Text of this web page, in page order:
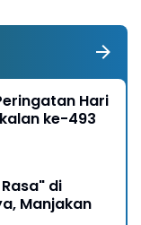
Hari
ke-493
di
Manjakan